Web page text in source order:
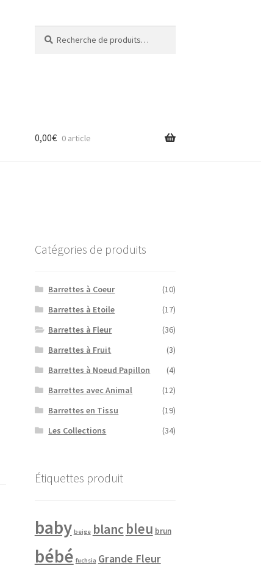
pour :
0,00€ 0 article
Catégories de produits
Barrettes à Coeur
(10)
Barrettes à Etoile
(17)
Barrettes à Fleur
(36)
Barrettes à Fruit
(3)
Barrettes à Noeud Papillon
(4)
Barrettes avec Animal
(12)
Barrettes en Tissu
(19)
Les Collections
(34)
Étiquettes produit
baby beige blancbleu brun
bébé fuchsia Grande Fleur